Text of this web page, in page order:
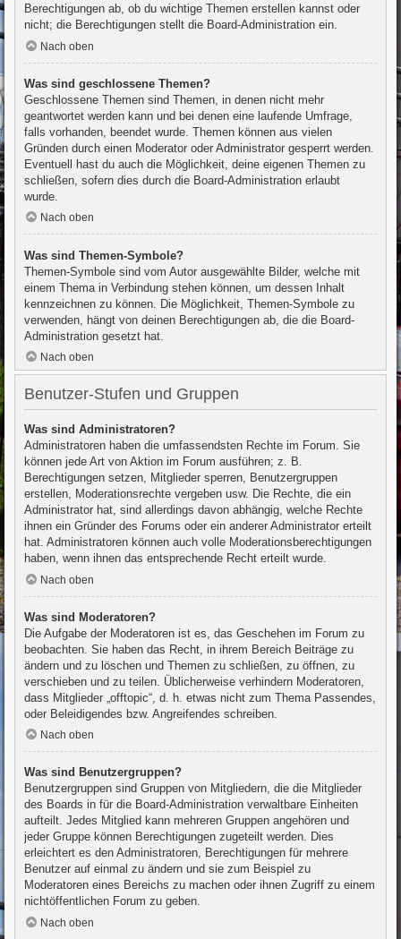
Berechtigungen ab, ob du wichtige Themen erstellen kannst oder
nicht; die Berechtigungen stellt die Board-Administration ein.
Nach oben
Was sind geschlossene Themen?
Geschlossene Themen sind Themen, in denen nicht mehr
geantwortet werden kann und bei denen eine laufende Umfrage,
falls vorhanden, beendet wurde. Themen können aus vielen
Gründen durch einen Moderator oder Administrator gesperrt werden.
Eventuell hast du auch die Möglichkeit, deine eigenen Themen zu
schließen, sofern dies durch die Board-Administration erlaubt
wurde.
Nach oben
Was sind Themen-Symbole?
Themen-Symbole sind vom Autor ausgewählte Bilder, welche mit
einem Thema in Verbindung stehen können, um dessen Inhalt
kennzeichnen zu können. Die Möglichkeit, Themen-Symbole zu
verwenden, hängt von deinen Berechtigungen ab, die die Board-
Administration gesetzt hat.
Nach oben
Benutzer-Stufen und Gruppen
Was sind Administratoren?
Administratoren haben die umfassendsten Rechte im Forum. Sie
können jede Art von Aktion im Forum ausführen; z. B.
Berechtigungen setzen, Mitglieder sperren, Benutzergruppen
erstellen, Moderationsrechte vergeben usw. Die Rechte, die ein
Administrator hat, sind allerdings davon abhängig, welche Rechte
ihnen ein Gründer des Forums oder ein anderer Administrator erteilt
hat. Administratoren können auch volle Moderationsberechtigungen
haben, wenn ihnen das entsprechende Recht erteilt wurde.
Nach oben
Was sind Moderatoren?
Die Aufgabe der Moderatoren ist es, das Geschehen im Forum zu
beobachten. Sie haben das Recht, in ihrem Bereich Beiträge zu
ändern und zu löschen und Themen zu schließen, zu öffnen, zu
verschieben und zu teilen. Üblicherweise verhindern Moderatoren,
dass Mitglieder „offtopic“, d. h. etwas nicht zum Thema Passendes,
oder Beleidigendes bzw. Angreifendes schreiben.
Nach oben
Was sind Benutzergruppen?
Benutzergruppen sind Gruppen von Mitgliedern, die die Mitglieder
des Boards in für die Board-Administration verwaltbare Einheiten
aufteilt. Jedes Mitglied kann mehreren Gruppen angehören und
jeder Gruppe können Berechtigungen zugeteilt werden. Dies
erleichtert es den Administratoren, Berechtigungen für mehrere
Benutzer auf einmal zu ändern und sie zum Beispiel zu
Moderatoren eines Bereichs zu machen oder ihnen Zugriff zu einem
nichtöffentlichen Forum zu geben.
Nach oben